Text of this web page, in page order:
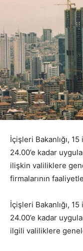
İçişleri Bakanlığı, 15
24.00’e kadar
ilişkin valiliklere
firmalarının
İçişleri Bakanlığı, 15
24.00’e kadar
ilgili valiliklere